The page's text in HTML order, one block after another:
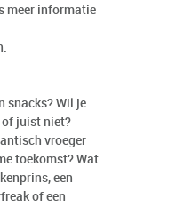
meer informatie
snacks? Wil je
of juist niet?
vroeger
toekomst? Wat
een
of een